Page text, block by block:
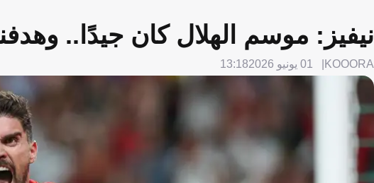
نيفيز: موسم الهلال كان جيدًا..
KOOORA 01 يونيو 2026 13:18